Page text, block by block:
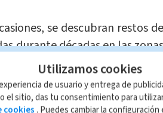
se descubran restos de
durante décadas en las zonas
en el Hospital de Valais
Utilizamos cookies
de usuario y entrega de
el sitio, das tu consentimiento para
cookies . Puedes cambiar la